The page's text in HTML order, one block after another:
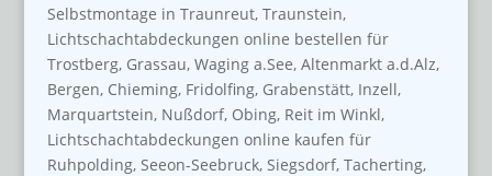
Selbstmontage in Traunreut, Traunstein,
Lichtschachtabdeckungen online bestellen für
Trostberg, Grassau, Waging a.See, Altenmarkt a.d.Alz,
Bergen, Chieming, Fridolfing, Grabenstätt, Inzell,
Marquartstein, Nußdorf, Obing, Reit im Winkl,
Lichtschachtabdeckungen online kaufen für
Ruhpolding, Seeon-Seebruck, Siegsdorf, Tacherting,